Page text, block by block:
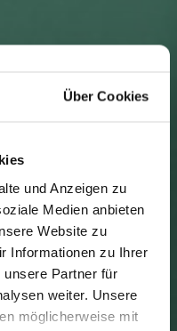
Über Cookies
und Anzeigen zu
Medien anbieten
Website zu
Informationen zu Ihrer
unsere Partner für
weiter. Unsere
möglicherweise mit